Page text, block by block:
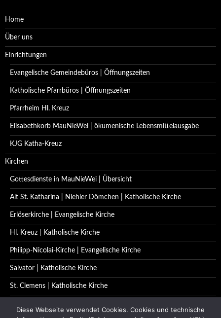
Home
Über uns
Einrichtungen
Evangelische Gemeindebüros | Öffnungszeiten
Katholische Pfarrbüros | Öffnungszeiten
Pfarrheim Hl. Kreuz
Elisabethkorb MauNieWei | ökumenische Lebensmittelausgabe
KJG Katha-Kreuz
Kirchen
Gottesdienste in MauNieWei | Übersicht
Alt St. Katharina | Niehler Dömchen | Katholische Kirche
Erlöserkirche | Evangelische Kirche
Hl. Kreuz | Katholische Kirche
Philipp-Nicolai-Kirche | Evangelische Kirche
Salvator | Katholische Kirche
St. Clemens | Katholische Kirche
Diese Webseite verwendet Cookies. Cookies und technische